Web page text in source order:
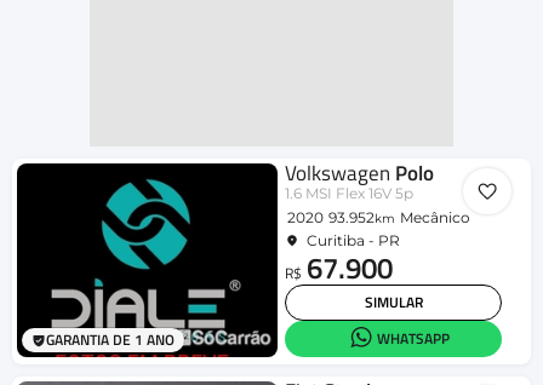
GARANTIA DE 1 ANO
Volkswagen Polo
1.6 MSI Flex 16V 5p
2020 93.952km Mecânico
Curitiba - PR
R$ 67.900
SIMULAR
WHATSAPP